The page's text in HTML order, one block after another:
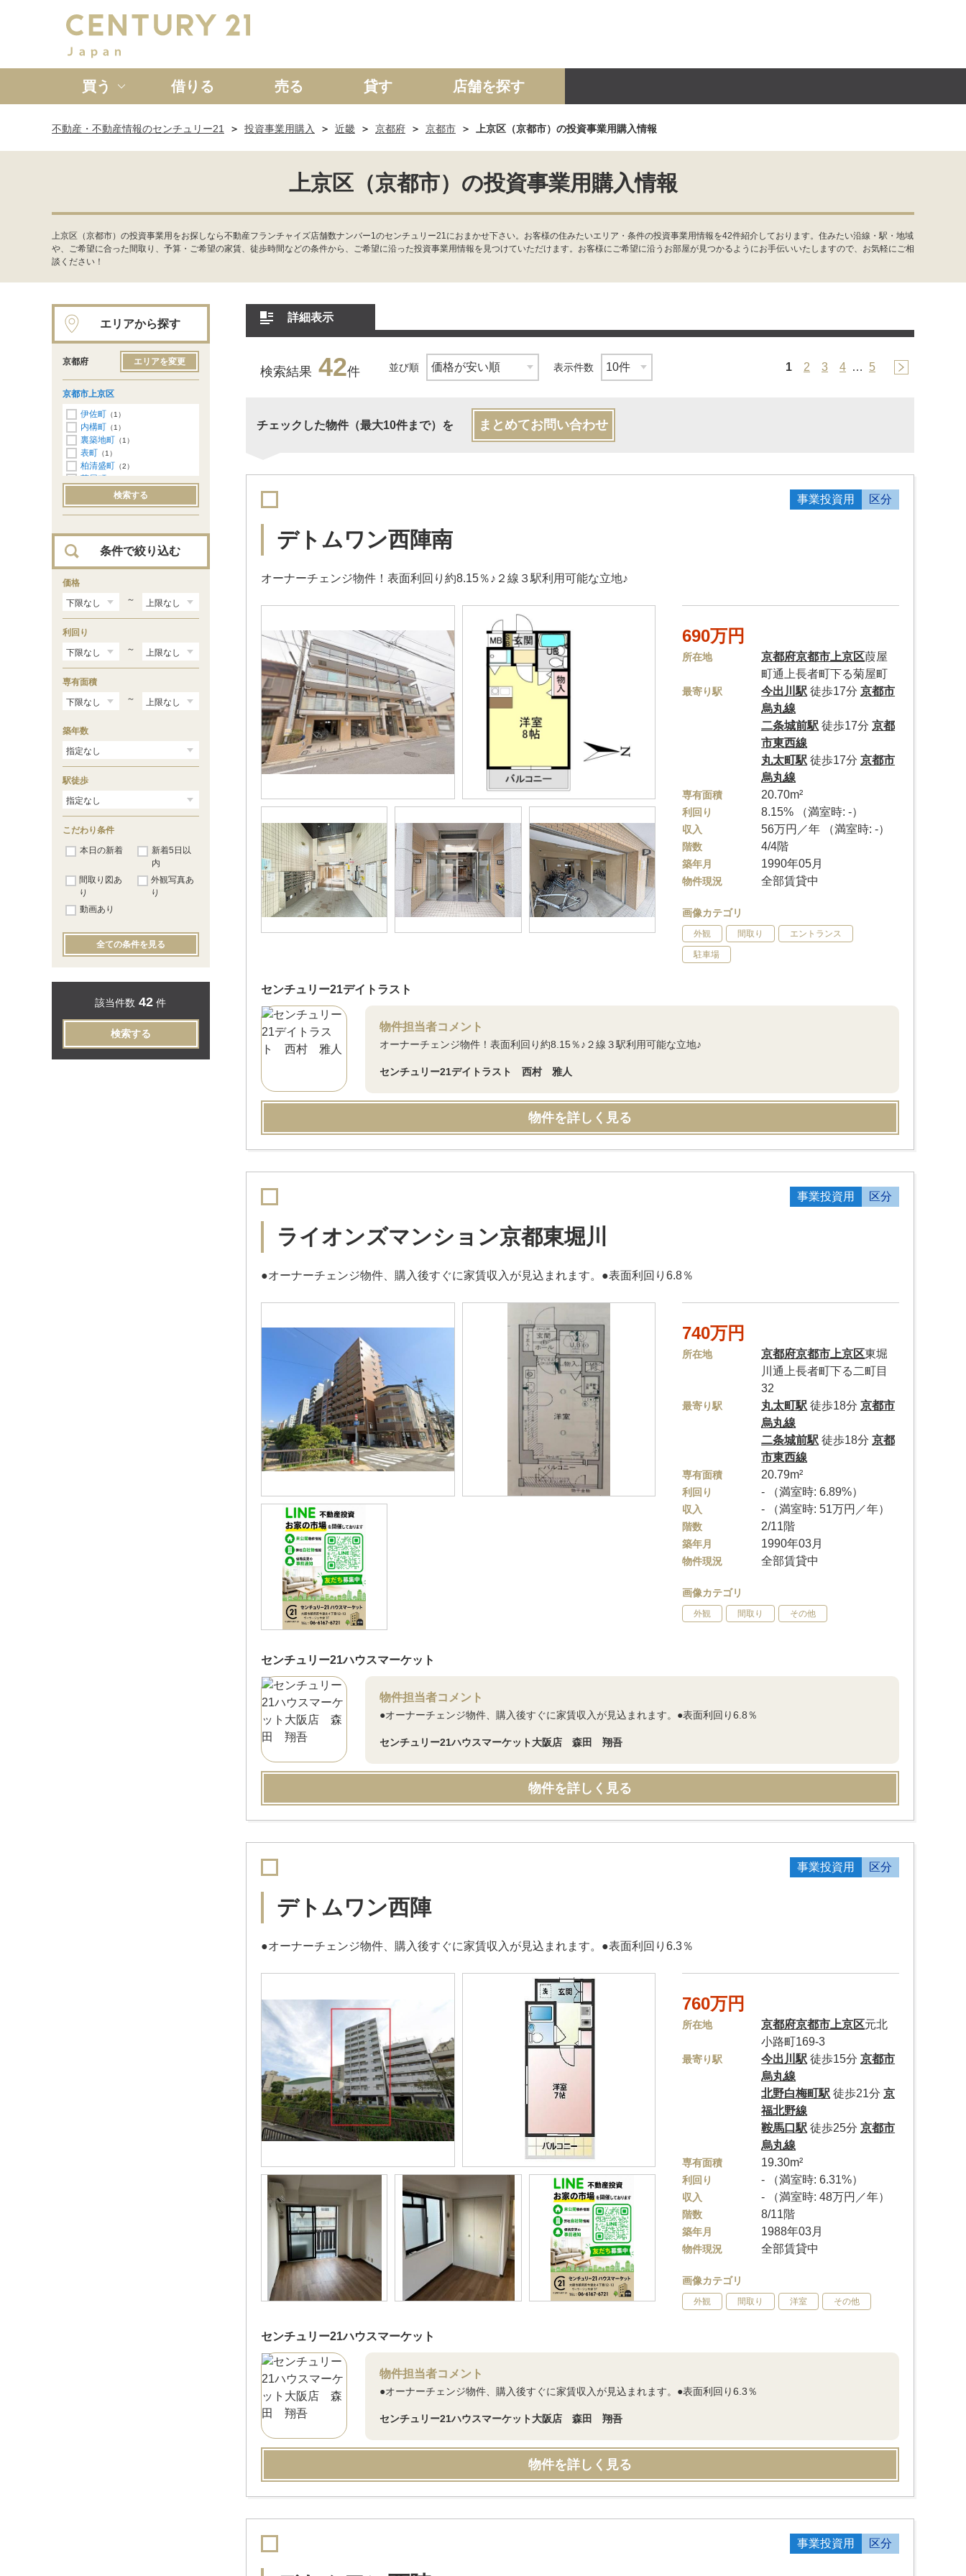
買う
新築一戸建て 中古一戸建て マンション 土地 事業投資用
借りる 売る 貸す 店舗を探す
不動産・不動産情報のセンチュリー21 投資事業用購入 近畿 京都府 京都市 上京区（京都市）の投資事業用購入情報
上京区（京都市）の投資事業用購入情報
上京区（京都市）の投資事業用をお探しなら不動産フランチャイズ店舗数ナンバー1のセンチュリー21におまかせ下さい。お客様の住みたいエリア・条件の投資事業用情報を42件紹介しております。住みたい沿線・駅・地域
や、ご希望に合った間取り、予算・ご希望の家賃、徒歩時間などの条件から、ご希望に沿った投資事業用情報を見つけていただけます。お客様にご希望に沿うお部屋が見つかるようにお手伝いいたしますので、お気軽にご相
談ください！
詳細表示
検索結果 42件 並び順 表示件数 1 2 3 4 … 5
チェックした物件（最大10件まで）を まとめてお問い合わせ
事業投資用 区分
デトムワン西陣南
オーナーチェンジ物件！表面利回り約8.15％♪２線３駅利用可能な立地♪
690万円
所在地 京都府京都市上京区葭屋
町通上長者町下る菊屋町
最寄り駅 今出川駅 徒歩17分京都市
烏丸線
二条城前駅 徒歩17分京都
市東西線
丸太町駅 徒歩17分京都市
烏丸線
専有面積 20.70m²
利回り 8.15% （満室時: -）
収入 56万円／年 （満室時: -）
階数 4/4階
築年月 1990年05月
物件現況 全部賃貸中
画像カテゴリ
外観 間取り エントランス
駐車場
センチュリー21デイトラスト
物件担当者コメント
オーナーチェンジ物件！表面利回り約8.15％♪２線３駅利用可能な立地♪
センチュリー21デイトラスト 西村 雅人
物件を詳しく見る
事業投資用 区分
ライオンズマンション京都東堀川
●オーナーチェンジ物件、購入後すぐに家賃収入が見込まれます。●表面利回り6.8％
740万円
所在地 京都府京都市上京区東堀
川通上長者町下る二町目
32
最寄り駅 丸太町駅 徒歩18分京都市
烏丸線
二条城前駅 徒歩18分京都
市東西線
専有面積 20.79m²
利回り - （満室時: 6.89%）
収入 - （満室時: 51万円／年）
階数 2/11階
築年月 1990年03月
物件現況 全部賃貸中
画像カテゴリ
外観 間取り その他
センチュリー21ハウスマーケット
物件担当者コメント
●オーナーチェンジ物件、購入後すぐに家賃収入が見込まれます。●表面利回り6.8％
センチュリー21ハウスマーケット大阪店 森田 翔吾
物件を詳しく見る
事業投資用 区分
デトムワン西陣
●オーナーチェンジ物件、購入後すぐに家賃収入が見込まれます。●表面利回り6.3％
760万円
所在地 京都府京都市上京区元北
小路町169-3
最寄り駅 今出川駅 徒歩15分京都市
烏丸線
北野白梅町駅 徒歩21分京
福北野線
鞍馬口駅 徒歩25分京都市
烏丸線
専有面積 19.30m²
利回り - （満室時: 6.31%）
収入 - （満室時: 48万円／年）
階数 8/11階
築年月 1988年03月
物件現況 全部賃貸中
画像カテゴリ
外観 間取り 洋室 その他
センチュリー21ハウスマーケット
物件担当者コメント
●オーナーチェンジ物件、購入後すぐに家賃収入が見込まれます。●表面利回り6.3％
センチュリー21ハウスマーケット大阪店 森田 翔吾
物件を詳しく見る
事業投資用 区分
エリアから探す
京都府 エリアを変更
京都市上京区
伊佐町 （1）
内構町 （1）
裏築地町 （1）
表町 （1）
柏清盛町 （2）
菊屋町
（1）
五番町（1）
西院町（2）
三町目 （1）
下清蔵口町 （2）
主税町（1）
泰童片原町
田中町
寺今町（1）
出水町
中務町
西出水町（2）
西町
西柳町 （1）
西芦山寺町
二町目
百万遍町
南佐竹町
六町目
若松町（1）
藁屋町
検索する
条件で絞り込む
価格
～
利回り
～
専有面積
～
築年数
駅徒歩
こだわり条件
本日の新着
新着5日以
内
間取り図あ
り
外観写真あ
り
動画あり
全ての条件を見る
該当件数 42 件
検索する